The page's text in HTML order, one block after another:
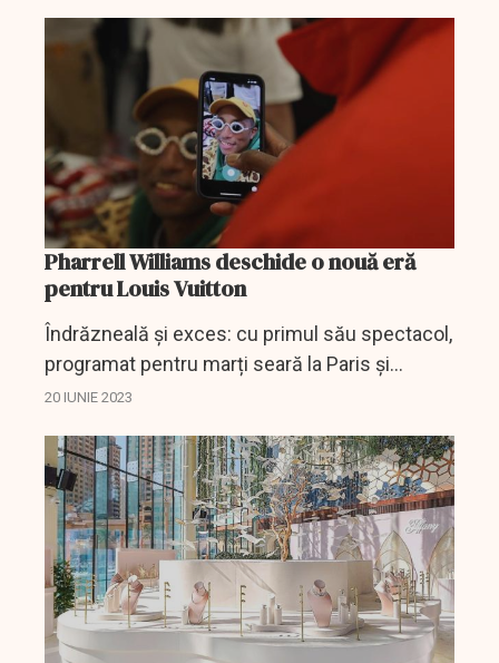
Pharrell Williams deschide o nouă eră
pentru Louis Vuitton
Îndrăzneală și exces: cu primul său spectacol,
programat pentru marți seară la Paris și
considerat deja drept istoric, artistul american
lux din...
20 IUNIE 2023